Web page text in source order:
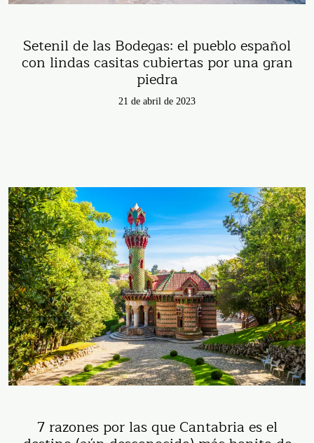
21 de abril de 2023
Setenil de las Bodegas: el pueblo español
con lindas casitas cubiertas por una gran
piedra
7 razones por las que Cantabria es el